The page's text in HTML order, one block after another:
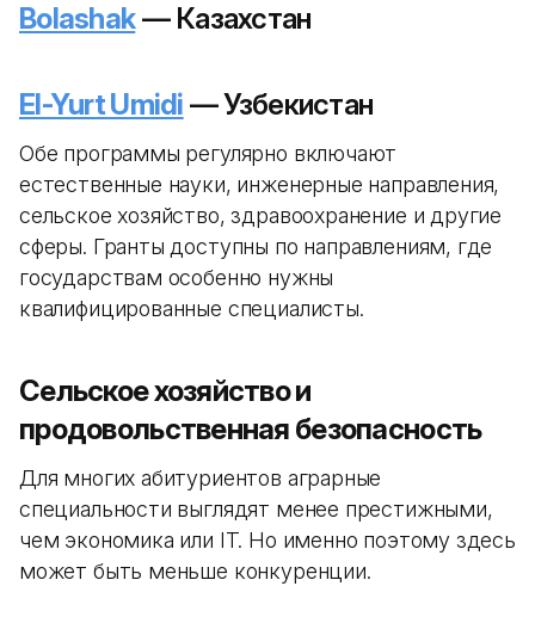
Bolashak— Казахстан
El-Yurt Umidi — Узбекистан
Обе программы регулярно включают
естественные науки, инженерные направления,
сельское хозяйство, здравоохранение и другие
сферы. Гранты доступны по направлениям, где
государствам особенно нужны
квалифицированные специалисты.
Сельское хозяйство и
продовольственная безопасность
Для многих абитуриентов аграрные
специальности выглядят менее престижными,
чем экономика или IT. Но именно поэтому здесь
может быть меньше конкуренции.